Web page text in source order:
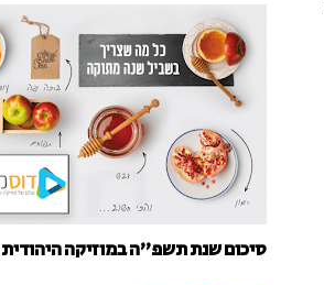
סיכום שנת תשפ"ה במוזיקה היהודית